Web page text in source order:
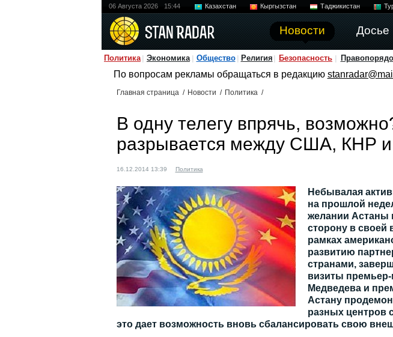
06 Августа 2026 15:44 Казахстан Кыргызстан Таджикистан
Новости Досье
Политика Экономика Общество Религия Безопасность
По вопросам рекламы обращаться в редакцию
Главная страница / Новости / Политика /
В одну телегу впрячь,
разрывается между США, КНР
16.12.2014 13:39 Политика
Небывалая
на прошлой
желании Астаны
сторону в своей
рамках
развитию
странами,
визиты
Медведева и
Астану
разных центров
это дает возможность вновь сбалансировать свою